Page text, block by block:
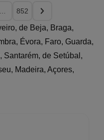
852
de Beja, Braga,
Évora, Faro, Guarda,
Santarém, de Setúbal,
Madeira, Açores,